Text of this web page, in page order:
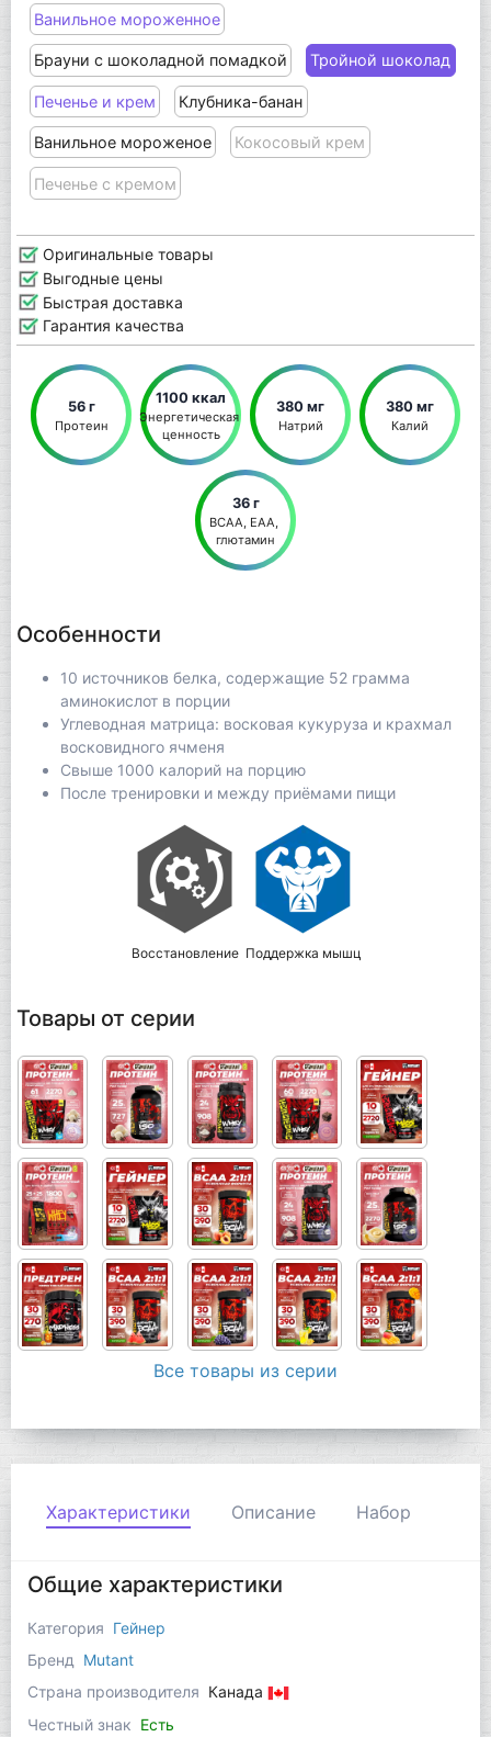
Ванильное мороженное
Брауни с шоколадной помадкой Тройной шоколад
Печенье и крем Клубника-банан
Ванильное мороженое Кокосовый крем
Печенье с кремом
Оригинальные товары
Выгодные цены
Быстрая доставка
Гарантия качества
56 г
Протеин
1100 ккал
Энергетическая
ценность
380 мг
Натрий
380 мг
Калий
36 г
BCAA, EAA,
глютамин
Особенности
10 источников белка, содержащие 52 грамма
аминокислот в порции
Углеводная матрица: восковая кукуруза и крахмал
восковидного ячменя
Свыше 1000 калорий на порцию
После тренировки и между приёмами пищи
Восстановление Поддержка мышц
Товары от серии
Все товары из серии
Характеристики Описание Набор
Общие характеристики
Категория Гейнер
Бренд
Mutant
Страна производителя Канада
Честный знак Есть